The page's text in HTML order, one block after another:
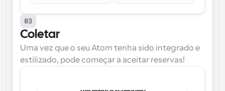
03
Coletar
Uma vez que o seu Atom tenha sido integrado e
estilizado, pode começar a aceitar reservas!